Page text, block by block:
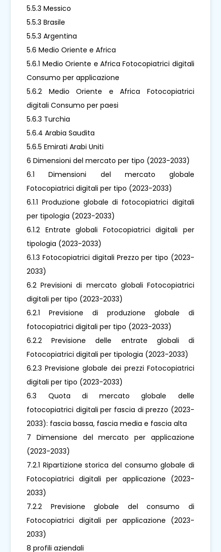
5.5.3 Messico
5.5.3 Brasile
5.5.3 Argentina
5.6 Medio Oriente e Africa
5.6.1 Medio Oriente e Africa Fotocopiatrici digitali
Consumo per applicazione
5.6.2 Medio Oriente e Africa Fotocopiatrici
digitali Consumo per paesi
5.6.3 Turchia
5.6.4 Arabia Saudita
5.6.5 Emirati Arabi Uniti
6 Dimensioni del mercato per tipo (2023-2033)
6.1 Dimensioni del mercato globale
Fotocopiatrici digitali per tipo (2023-2033)
6.1.1 Produzione globale di fotocopiatrici digitali
per tipologia (2023-2033)
6.1.2 Entrate globali Fotocopiatrici digitali per
tipologia (2023-2033)
6.1.3 Fotocopiatrici digitali Prezzo per tipo (2023-
2033)
6.2 Previsioni di mercato globali Fotocopiatrici
digitali per tipo (2023-2033)
6.2.1 Previsione di produzione globale di
fotocopiatrici digitali per tipo (2023-2033)
6.2.2 Previsione delle entrate globali di
Fotocopiatrici digitali per tipologia (2023-2033)
6.2.3 Previsione globale dei prezzi Fotocopiatrici
digitali per tipo (2023-2033)
6.3 Quota di mercato globale delle
fotocopiatrici digitali per fascia di prezzo (2023-
2033): fascia bassa, fascia media e fascia alta
7 Dimensione del mercato per applicazione
(2023-2033)
7.2.1 Ripartizione storica del consumo globale di
Fotocopiatrici digitali per applicazione (2023-
2033)
7.2.2 Previsione globale del consumo di
Fotocopiatrici digitali per applicazione (2023-
2033)
8 profili aziendali